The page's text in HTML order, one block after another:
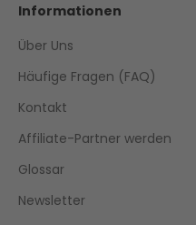
Informationen
Über Uns
Häufige Fragen (FAQ)
Kontakt
Affiliate-Partner werden
Glossar
Newsletter